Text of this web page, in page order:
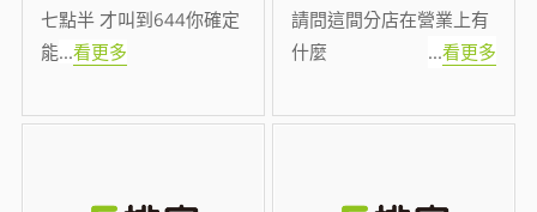
七點半 才叫到644你確定
能...看更多
請問這間分店在營業上有
什麼
...看更多